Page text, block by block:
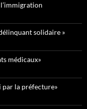
solidaire »
médicaux»
par la préfecture»